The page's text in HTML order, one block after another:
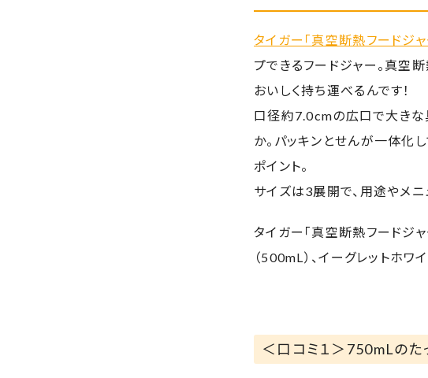
タイガー「真空断熱フードジ
プできるフードジャー。真空
おいしく持ち運べるんです！
口径約7.0cmの広口で大きな
か。パッキンとせんが一体化
ポイント。
サイズは3展開で、用途やメ
タイガー「真空断熱フードジ
（500mL）、イーグレットホ
＜口コミ１＞750mLのた